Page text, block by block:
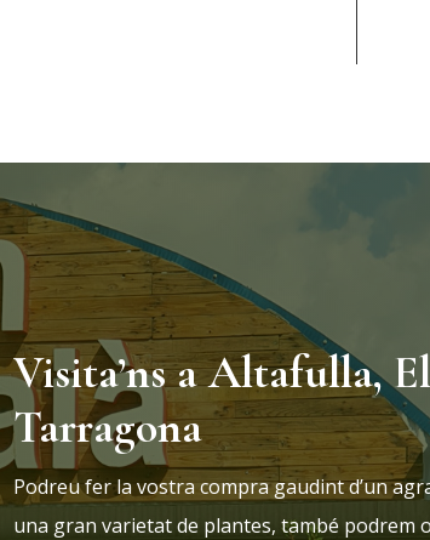
Visita’ns a Altafulla,
Tarragona
Podreu fer la vostra compra gaudint d’un
una gran varietat de plantes, també podrem